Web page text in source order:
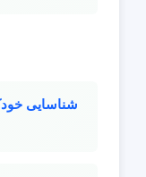
شناسایی